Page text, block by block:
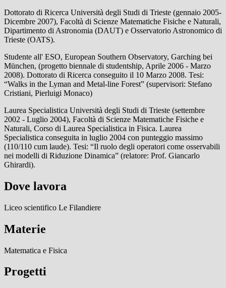
Dottorato di Ricerca Università degli Studi di Trieste (gennaio 2005-
Dicembre 2007), Facoltà di Scienze Matematiche Fisiche e Naturali,
Dipartimento di Astronomia (DAUT) e Osservatorio Astronomico di
Trieste (OATS).
Studente all' ESO, European Southern Observatory, Garching bei
München, (progetto biennale di studentship, Aprile 2006 - Marzo
2008). Dottorato di Ricerca conseguito il 10 Marzo 2008. Tesi:
“Walks in the Lyman and Metal-line Forest” (supervisori: Stefano
Cristiani, Pierluigi Monaco)
Laurea Specialistica Università degli Studi di Trieste (settembre
2002 - Luglio 2004), Facoltà di Scienze Matematiche Fisiche e
Naturali, Corso di Laurea Specialistica in Fisica. Laurea
Specialistica conseguita in luglio 2004 con punteggio massimo
(110/110 cum laude). Tesi: “Il ruolo degli operatori come osservabili
nei modelli di Riduzione Dinamica” (relatore: Prof. Giancarlo
Ghirardi).
Dove lavora
Liceo scientifico Le Filandiere
Materie
Matematica e Fisica
Progetti